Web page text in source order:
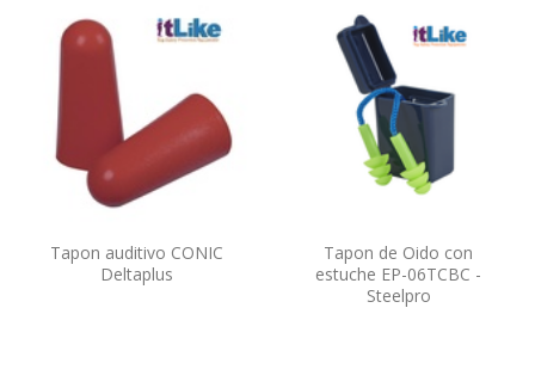
Tapon auditivo CONIC
Deltaplus
Tapon de Oido con
estuche EP-06TCBC -
Steelpro